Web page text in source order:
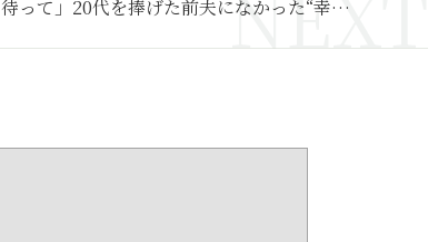
待って」20代を捧げた前夫になかった“幸せ